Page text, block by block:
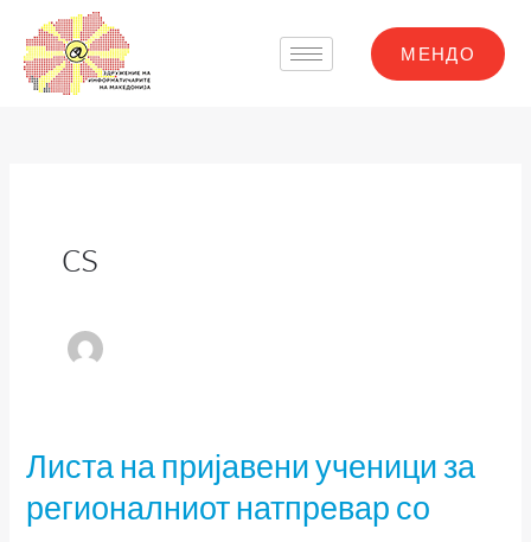
content
МЕНДО
cs
Листа на пријавени ученици за
регионалниот натпревар со
Листа
пријавени